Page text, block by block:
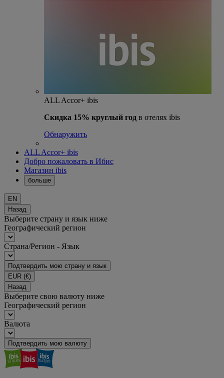
ALL Accor+ ibis
Скидка 15% круглый год в отелях ibis
Обнаружить
ALL Accor+ ibis
Добро пожаловать в Ибис
Магазин ibis
больше
EN
Назад
Выберите страну и язык ниже
Географический регион
Страна/Регион - Язык
Подтвердить мою страну и язык
EUR (€)
Назад
Выберите свою валюту ниже
Географический регион
Валюта
Подтвердить мою валюту